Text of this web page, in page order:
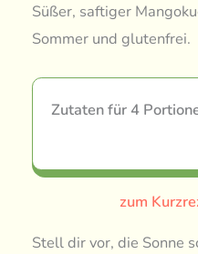
Süßer, saftiger
Sommer und glutenfrei.
Zutaten für 4
zum
Stell dir vor, die Sonne